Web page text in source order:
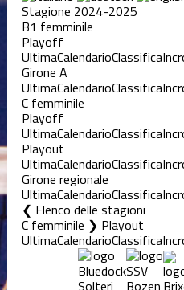
Stagione 2024-2025
B1 femminile
Playoff
UltimaCalendarioClassifica
Girone A
UltimaCalendarioClassifica
C femminile
Playoff
UltimaCalendarioClassifica
Playout
UltimaCalendarioClassifica
Girone regionale
UltimaCalendarioClassifica
Elenco delle stagioni
C femminile ❯ Playout
UltimaCalendarioClassifica